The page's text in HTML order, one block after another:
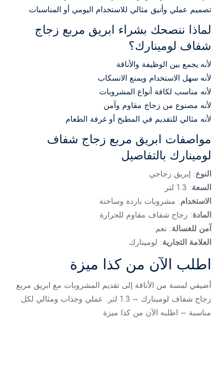
تصميم عملي وأنيق مثالي للاستخدام اليومي أو المناسبات
لماذا ننصحك بشراء ابريق مربع زجاج
شفاف لومينارك؟
لأنه يجمع بين الوظيفة والأناقة
لأنه سهل الاستخدام ويمنع الانسكاب
لأنه مناسب لكافة أنواع المشروبات
لأنه مصنوع من زجاج مقاوم وآمن
لأنه مثالي للتقديم في المطبخ أو غرفة الطعام
مواصفات ابريق مربع زجاج شفاف
لومينارك بالتفاصيل
النوع: إبريق زجاجي
السعة: 1.3 لتر
الاستخدام: مشروبات باردة وساخنة
المادة: زجاج شفاف مقاوم للحرارة
آمن للغسالة: نعم
العلامة التجارية: لومينارك
اطلب الآن من كذا ميزة
أضيفي لمسة من الأناقة إلى تقديم المشروبات مع ابريق مربع
زجاج شفاف لومينارك – 1.3 لتر. عملي وجذاب ومثالي لكل
مناسبة – اطلبه الآن من كذا ميزة